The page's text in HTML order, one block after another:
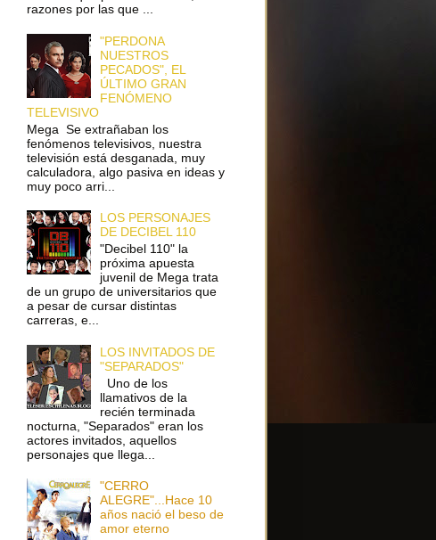
razones por las que ...
"PERDONA
NUESTROS
PECADOS", EL
ÚLTIMO GRAN
FENÓMENO
TELEVISIVO
Mega Se extrañaban los
fenómenos televisivos, nuestra
televisión está desganada, muy
calculadora, algo pasiva en ideas y
muy poco arri...
LOS PERSONAJES
DE DECIBEL 110
"Decibel 110" la
próxima apuesta
juvenil de Mega trata
de un grupo de universitarios que
a pesar de cursar distintas
carreras, e...
LOS INVITADOS DE
"SEPARADOS"
Uno de los
llamativos de la
recién terminada
nocturna, "Separados" eran los
actores invitados, aquellos
personajes que llega...
"CERRO
ALEGRE"...Hace 10
años nació el beso de
amor eterno